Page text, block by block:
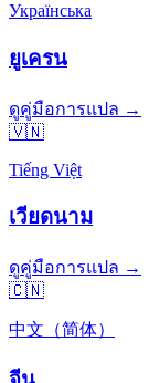
Українська
ยูเครน
ดูคู่มือการแปล →
🇻🇳
Tiếng Việt
เวียดนาม
ดูคู่มือการแปล →
🇨🇳
中文（简体）